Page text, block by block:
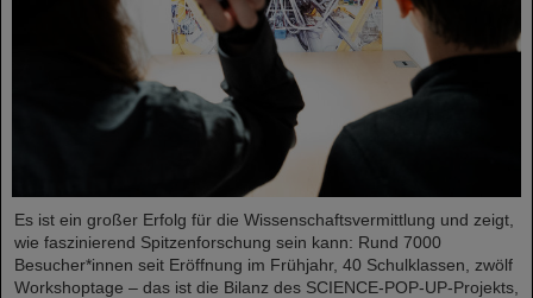
Es ist ein großer Erfolg für die Wissenschaftsvermittlung und zeigt,
wie faszinierend Spitzenforschung sein kann: Rund 7000
Besucher*innen seit Eröffnung im Frühjahr, 40 Schulklassen, zwölf
Workshoptage – das ist die Bilanz des SCIENCE-POP-UP-Projekts,